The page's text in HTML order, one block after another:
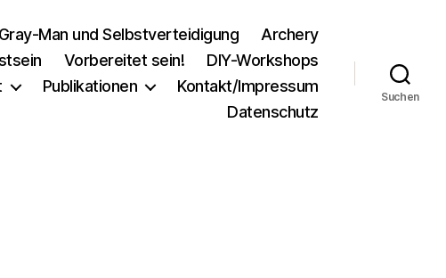
Gray-Man und Selbstverteidigung
Archery
Vorbereitet sein!
DIY-Workshops
Publikationen
Kontakt/Impressum
Datenschutz
Suchen